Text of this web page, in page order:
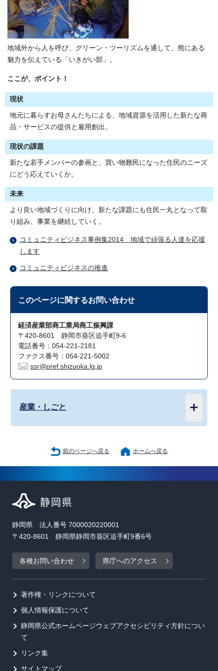
地域外から人を呼び、グリーン・ツーリズムを通して、熊にある
魅力を伝えている「いきがい部」。
ここが、ポイント！
現状
地元に暮らすお母さんたちによる、地域資源を活用した新たな商
品・サービスの提供と雇用創出。
現状の課題
新たな若手メンバーの参画と、買い物難民になった住民のニーズ
にどう応えていくか。
未来
より良い地域づくりに向け、新たな課題にも住民一丸となって取
り組み、事業を継続していく。
コミュニティビジネス事例集2014 地域で頑張る人達を応援
します
コミュニティビジネスの推進
このページに関するお問い合わせ
経済産業部商工業局商工振興課
〒420-8601 静岡市葵区追手町9-6
電話番号：054-221-2181
ファクス番号：054-221-5002
ssr@pref.shizuoka.lg.jp
産業・しごと
前のページへ戻る ホームへ戻る
静岡県 法人番号 7000020220001
〒420-8601 静岡県静岡市葵区追手町9番6号
各種お問い合わせ 県庁へのアクセス
著作権・リンクについて
個人情報保護について
静岡県公式ホームページウェブアクセシビリティ方針につい
て
リンク集
サイトマップ